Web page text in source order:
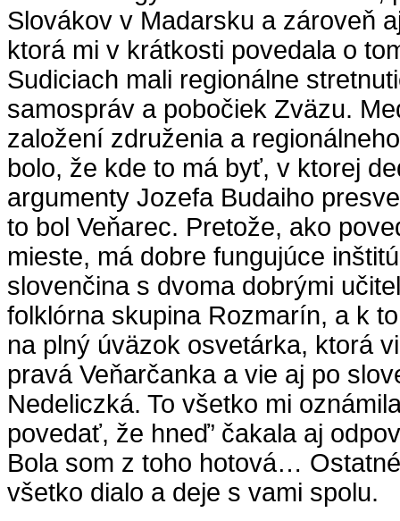
Slovákov v Madarsku a zároveň
ktorá mi v krátkosti povedala o
Sudiciach mali regionálne
samospráv a pobočiek Zväzu.
založení združenia a
bolo, že kde to má byť, v ktorej
argumenty Jozefa Budaiho
to bol Veňarec. Pretože, ako
mieste, má dobre fungujúce
slovenčina s dvoma dobrými
folklórna skupina Rozmarín, a k
na plný úväzok osvetárka, ktorá
pravá Veňarčanka a vie aj po
Nedeliczká. To všetko mi
povedať, že hneď’ čakala aj
Bola som z toho hotová…
všetko dialo a deje s vami spolu.